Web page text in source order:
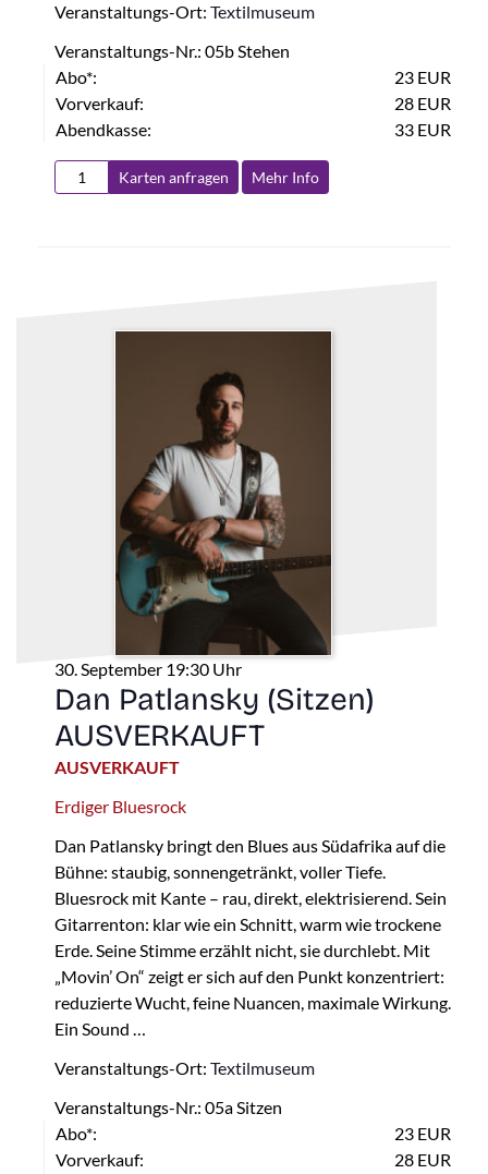
Veranstaltungs-Ort: Textilmuseum
Veranstaltungs-Nr.: 05b Stehen
Abo*:
23 EUR
Vorverkauf:
28 EUR
Abendkasse:
33 EUR
Karten anfragen Mehr Info
30. September 19:30 Uhr
Dan Patlansky (Sitzen)
AUSVERKAUFT
AUSVERKAUFT
Erdiger Bluesrock
Dan Patlansky bringt den Blues aus Südafrika auf die
Bühne: staubig, sonnengetränkt, voller Tiefe.
Bluesrock mit Kante – rau, direkt, elektrisierend. Sein
Gitarrenton: klar wie ein Schnitt, warm wie trockene
Erde. Seine Stimme erzählt nicht, sie durchlebt. Mit
„Movin’ On“ zeigt er sich auf den Punkt konzentriert:
reduzierte Wucht, feine Nuancen, maximale Wirkung.
Ein Sound …
Veranstaltungs-Ort: Textilmuseum
Veranstaltungs-Nr.: 05a Sitzen
Abo*:
23 EUR
Vorverkauf:
28 EUR